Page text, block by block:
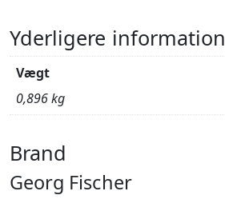
Yderligere information
Vægt
0,896 kg
Brand
Georg Fischer